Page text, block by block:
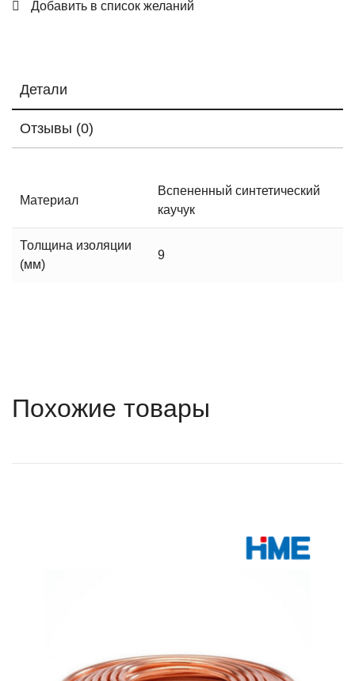
Добавить в список желаний
Детали
Отзывы (0)
Материал
Вспененный синтетический
каучук
Толщина изоляции
(мм)
9
Похожие товары